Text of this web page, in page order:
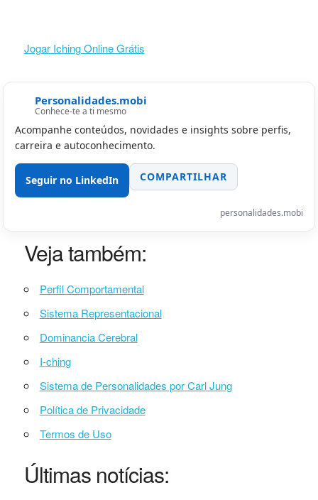
Jogar Iching Online Grátis
Personalidades.mobi
Conhece-te a ti mesmo
Acompanhe conteúdos, novidades e insights sobre perfis,
carreira e autoconhecimento.
Seguir no LinkedIn COMPARTILHAR
personalidades.mobi
Veja também:
Perfil Comportamental
Sistema Representacional
Dominancia Cerebral
I-ching
Sistema de Personalidades por Carl Jung
Política de Privacidade
Termos de Uso
Últimas notícias: